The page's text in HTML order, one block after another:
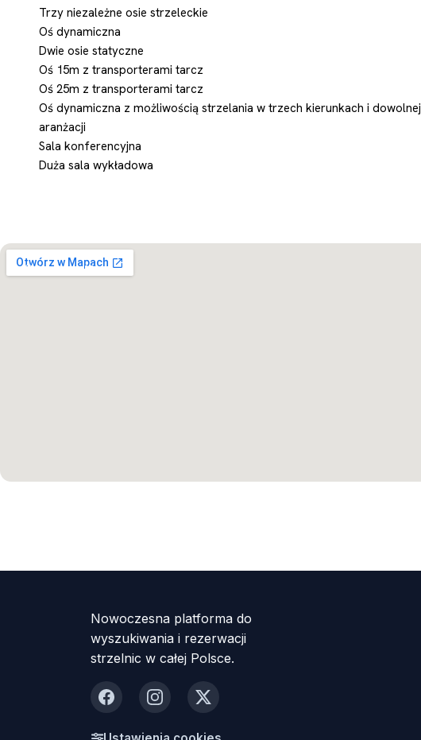
Trzy niezależne osie strzeleckie
Oś dynamiczna
Dwie osie statyczne
Oś 15m z transporterami tarcz
Oś 25m z transporterami tarcz
Oś dynamiczna z możliwością strzelania w trzech kierunkach i dowolnej
aranżacji
Sala konferencyjna
Duża sala wykładowa
Otwórz w Mapach
Nowoczesna platforma do
wyszukiwania i rezerwacji
strzelnic w całej Polsce.
FacebookInstagram
X